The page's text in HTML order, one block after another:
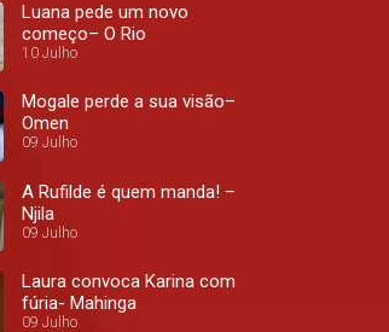
Luana pede um novo
começo– O Rio
10 Julho
Mogale perde a sua visão–
Omen
09 Julho
A Rufilde é quem manda! –
Njila
09 Julho
Laura convoca Karina com
fúria- Mahinga
09 Julho